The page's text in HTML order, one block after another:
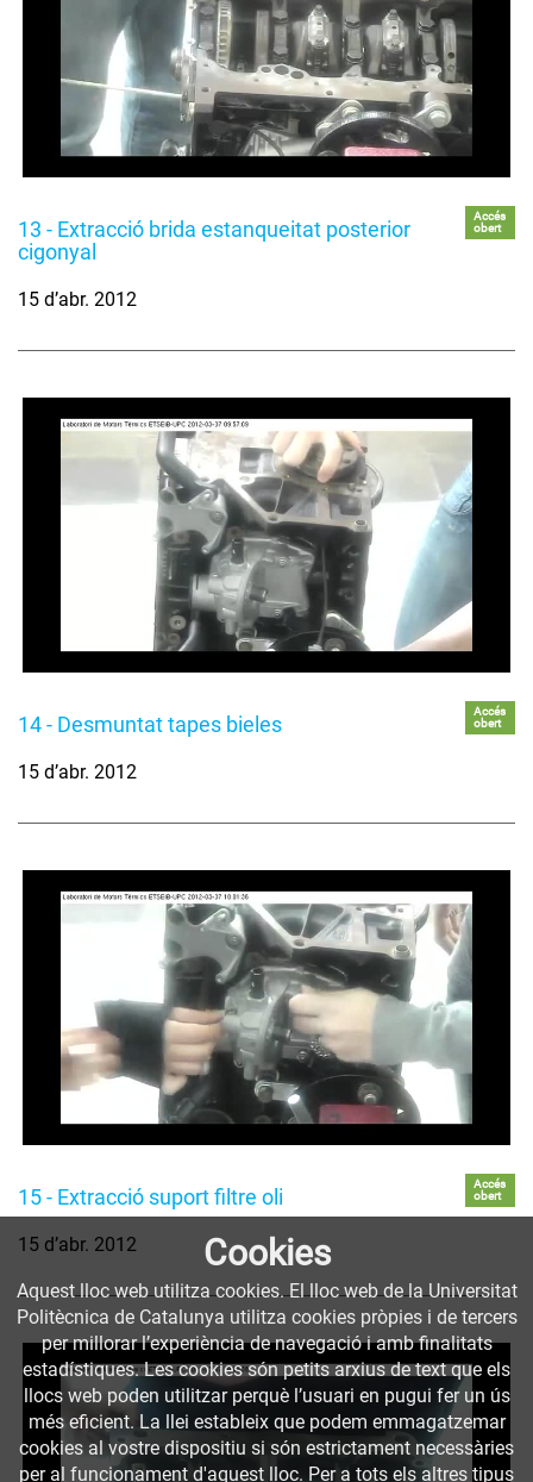
13 - Extracció brida estanqueitat posterior
cigonyal
Accés
obert
15 d’abr. 2012
14 - Desmuntat tapes bieles
Accés
obert
15 d’abr. 2012
15 - Extracció suport filtre oli
Accés
obert
15 d’abr. 2012 Cookies
Aquest lloc web utilitza cookies. El lloc web de la Universitat
Politècnica de Catalunya utilitza cookies pròpies i de tercers
per millorar l’experiència de navegació i amb finalitats
estadístiques. Les cookies són petits arxius de text que els
llocs web poden utilitzar perquè l’usuari en pugui fer un ús
més eficient. La llei estableix que podem emmagatzemar
cookies al vostre dispositiu si són estrictament necessàries
per al funcionament d'aquest lloc. Per a tots els altres tipus